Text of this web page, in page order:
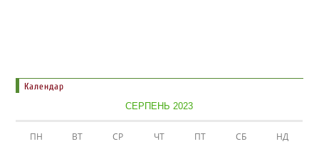
Календар
СЕРПЕНЬ 2023
ПН ВТ СР ЧТ ПТ СБ НД